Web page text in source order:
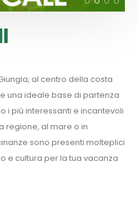
al centro della costa
una ideale base di partenza
i più interessanti e incantevoli
regione, al mare o in
sono presenti molteplici
e cultura per la tua vacanza